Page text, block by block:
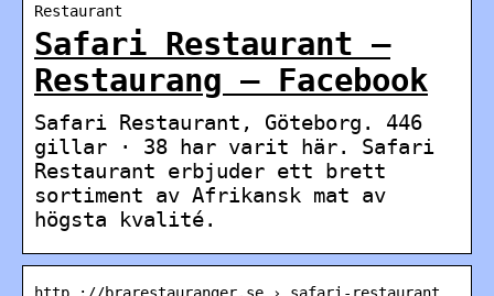
Restaurant
Safari Restaurant –
Restaurang – Facebook
Safari Restaurant, Göteborg. 446
gillar · 38 har varit här. Safari
Restaurant erbjuder ett brett
sortiment av Afrikansk mat av
högsta kvalité.